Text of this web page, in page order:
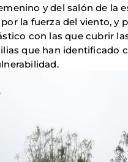
y del salón de la
la fuerza del viento, y
con las que cubrir
que han identificado